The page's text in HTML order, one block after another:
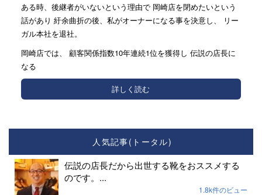
ある時、後継者がいないという理由で 岡崎店を閉めたいという
話があり 紆余曲折の後、私がオーナーになる事を決意し、 リー
ガル本社を退社。
岡崎店では、 顧客関係指数10年連続1位を獲得し 伝説の店長に
なる
詳しく読む
人気記事(トータル)
伝説の店長だから出世する靴をおススメする
のです。...
1.8k件のビュー